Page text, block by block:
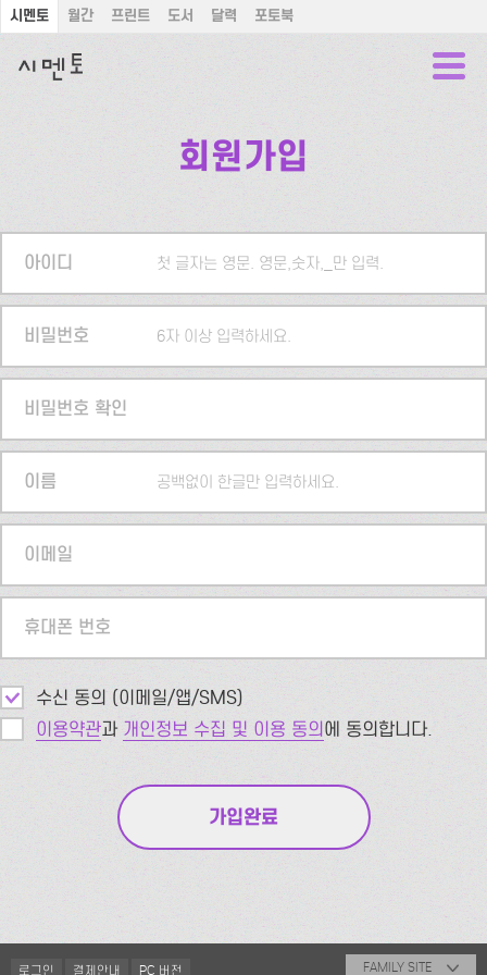
시멘토 월간 프린트 도서 달력 포토북
회원가입
아이디 첫 글자는 영문. 영문,숫자,_만 입력.
비밀번호 6자 이상 입력하세요.
비밀번호 확인
이름 공백없이 한글만 입력하세요.
이메일
휴대폰 번호
수신 동의 (이메일/앱/SMS)
이용약관과 개인정보 수집 및 이용 동의에 동의합니다.
로그인 결제안내 PC 버전 FAMILY SITE